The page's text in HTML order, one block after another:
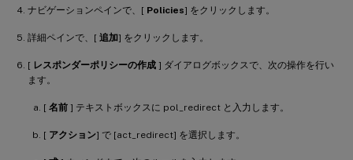
ナビゲーションペインで、[ Policies] をクリックします。
詳細ペインで、[ 追加] をクリックします。
[ レスポンダーポリシーの作成 ] ダイアログボックスで、次の操作を行い
ます。
[ 名前 ] テキストボックスに pol_redirect と入力します。
[ アクション] で [act_redirect] を選択します。